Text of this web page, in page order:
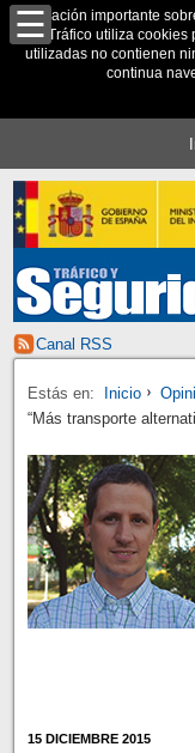
Información importante
de Tráfico utiliza cookies
utilizadas no contienen
continua
Canal RSS
Estás en: Inicio
“Más transporte
15 DICIEMBRE 2015